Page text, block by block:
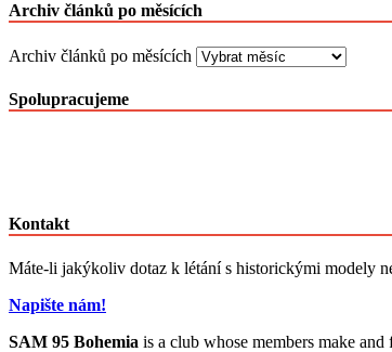
Archiv článků po měsících
Archiv článků po měsících
Spolupracujeme
Kontakt
Máte-li jakýkoliv dotaz k létání s historickými modely
Napište nám!
SAM 95 Bohemia is a club whose members make